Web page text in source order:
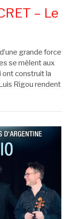
– Le
grande force
se mêlent aux
ont construit la
Rigou rendent